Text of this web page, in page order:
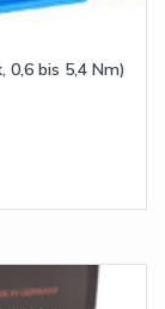
0,6 bis 5,4 Nm)